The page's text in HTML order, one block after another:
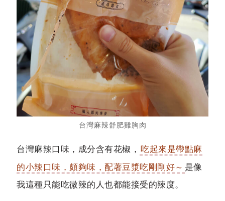
台灣麻辣舒肥雞胸肉
台灣麻辣口味，成分含有花椒， 吃起來是帶點麻
的小辣口味，頗夠味，配著豆漿吃剛剛好～ 是像
我這種只能吃微辣的人也都能接受的辣度。